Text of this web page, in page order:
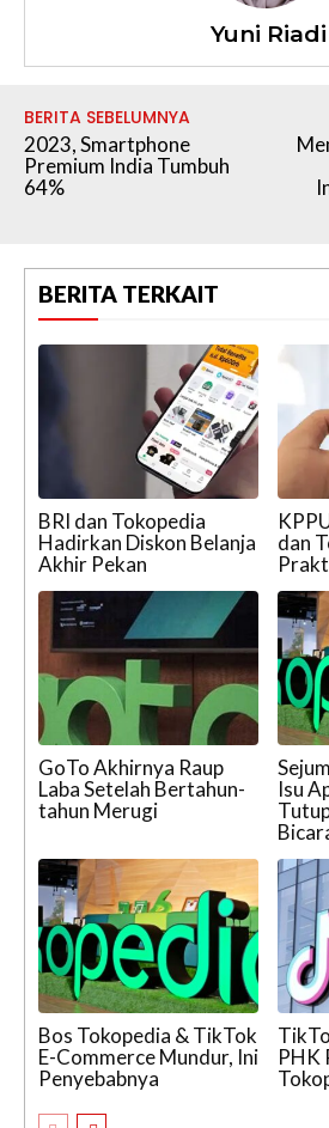
Yuni Riadi
BERITA SEBELUMNYA
2023, Smartphone
Premium India Tumbuh
64%
BERITA TERKAIT
BRI dan Tokopedia
Hadirkan Diskon Belanja
Akhir Pekan
dan
GoTo Akhirnya Raup
Laba Setelah Bertahun-
tahun Merugi
Isu
Bos Tokopedia & TikTok
E-Commerce Mundur, Ini
Penyebabnya
PHK